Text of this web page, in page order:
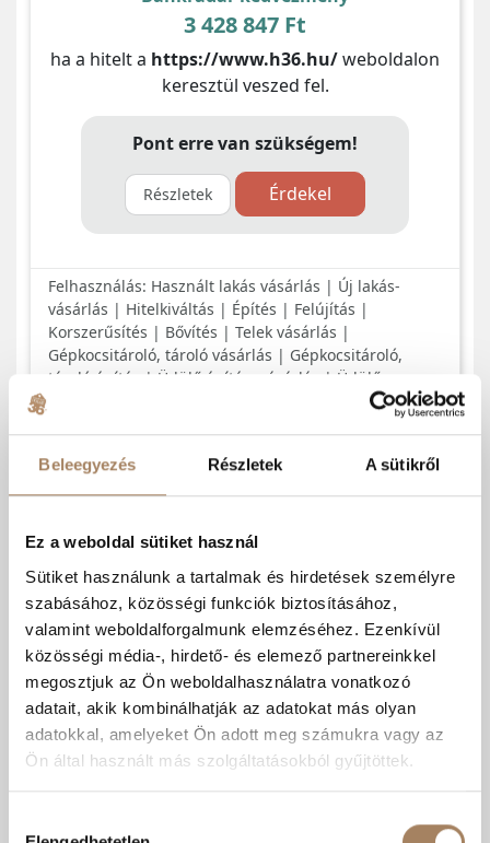
Beleegyezés Részletek A sütikről
Ez a weboldal sütiket használ
Sütiket használunk a tartalmak és hirdetések személyre
szabásához, közösségi funkciók biztosításához,
valamint weboldalforgalmunk elemzéséhez. Ezenkívül
közösségi média-, hirdető- és elemező partnereinkkel
megosztjuk az Ön weboldalhasználatra vonatkozó
adatait, akik kombinálhatják az adatokat más olyan
adatokkal, amelyeket Ön adott meg számukra vagy az
Ön által használt más szolgáltatásokból gyűjtöttek.